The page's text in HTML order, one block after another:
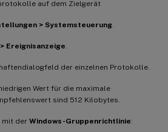
auf dem Zielgerät
> Systemsteuerung
Ereignisanzeige
der einzelnen Protokolle.
Wert für die maximale
sind 512 Kilobytes.
mit der Windows-Gruppenrichtlinie: